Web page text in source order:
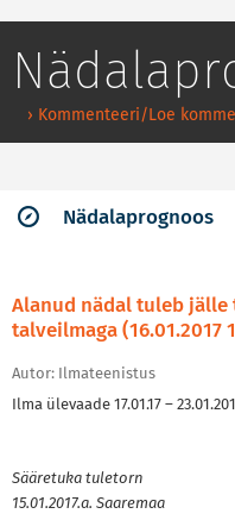
› Kommenteeri/Loe
Nädalaprognoos
Alanud nädal tuleb
talveilmaga (16.01.2017
Autor: Ilmateenistus
Ilma ülevaade 17.01.17 –
Sääretuka tuletorn
15.01.2017.a. Saaremaa